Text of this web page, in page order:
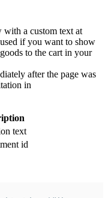
with a custom text at
if you want to show
to the cart in your
after the page was
in
text
id